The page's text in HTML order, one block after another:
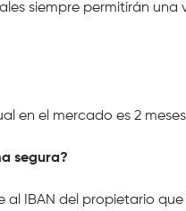
siempre permitirán
en el mercado es 2
segura?
IBAN del propietario